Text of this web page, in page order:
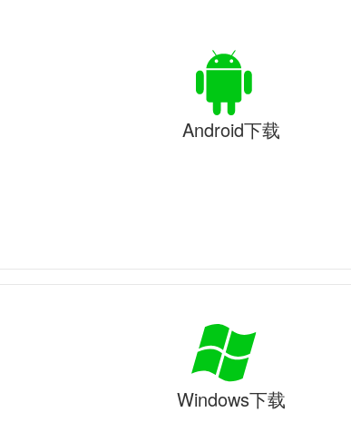
Android下载
Windows下载